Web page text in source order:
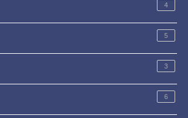
4
5
3
6